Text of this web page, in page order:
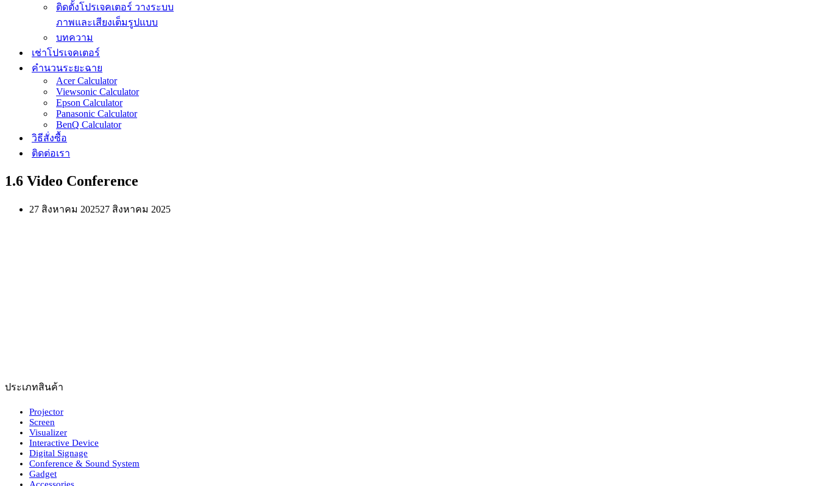
ติดตั้งโปรเจคเตอร์ วางระบบ
ภาพและเสียงเต็มรูปแบบ
บทความ
เช่าโปรเจคเตอร์
คำนวนระยะฉาย
Acer Calculator
Viewsonic Calculator
Epson Calculator
Panasonic Calculator
BenQ Calculator
วิธีสั่งซื้อ
ติดต่อเรา
1.6 Video Conference
27 สิงหาคม 202527 สิงหาคม 2025
ประเภทสินค้า
Projector
Screen
Visualizer
Interactive Device
Digital Signage
Conference & Sound System
Gadget
Accessories